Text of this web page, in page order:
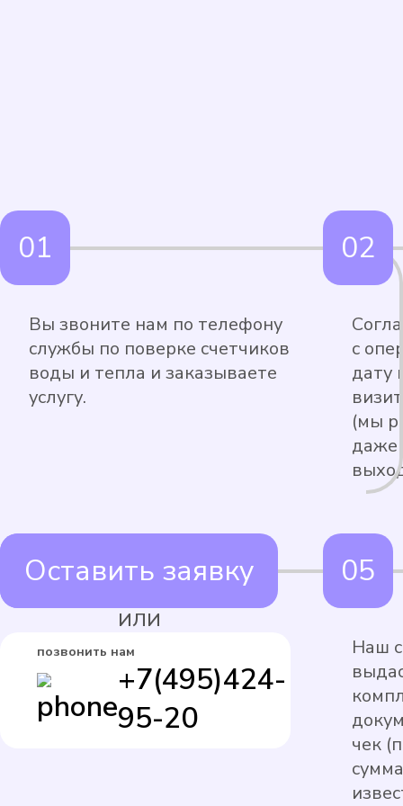
Вы звоните нам по телефону
службы по поверке счетчиков
воды и тепла и заказываете
услугу.
с
дату
(мы
даже
Наш
чек
Оставить заявку
ИЛИ
позвонить нам
+7(495)424-
95-20